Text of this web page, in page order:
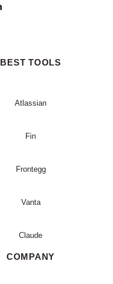
BEST TOOLS
Atlassian
Fin
Frontegg
Vanta
Claude
COMPANY